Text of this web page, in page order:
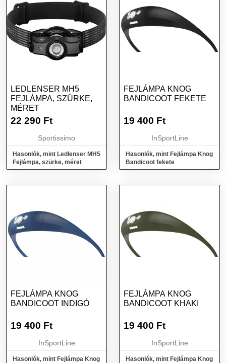
LEDLENSER MH5
FEJLÁMPA, SZÜRKE,
MÉRET
22 290 Ft
Sportissimo
Hasonlók, mint Ledlenser MH5
Fejlámpa, szürke, méret
FEJLÁMPA KNOG
BANDICOOT FEKETE
19 400 Ft
InSportLine
Hasonlók, mint Fejlámpa Knog
Bandicoot fekete
FEJLÁMPA KNOG
BANDICOOT INDIGÓ
19 400 Ft
InSportLine
Hasonlók, mint Fejlámpa Knog
FEJLÁMPA KNOG
BANDICOOT KHAKI
19 400 Ft
InSportLine
Hasonlók, mint Fejlámpa Knog